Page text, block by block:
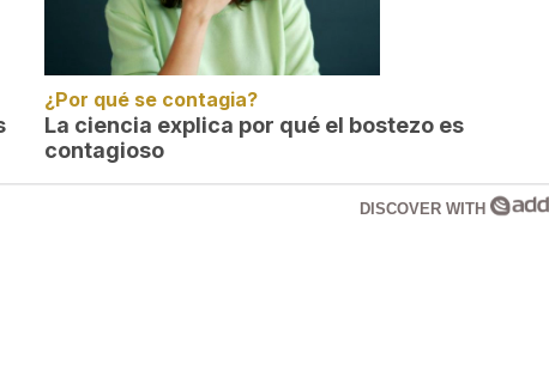
¿Por qué se contagia?
La ciencia explica por qué el bostezo es
contagioso
DISCOVER WITH